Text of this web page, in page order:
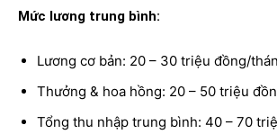
Mức lương trung bình:
Lương cơ bản: 20 – 30 triệu đồng/
Thưởng & hoa hồng: 20 – 50 triệu
Tổng thu nhập trung bình: 40 – 70